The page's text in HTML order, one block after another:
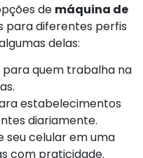
de máquina de
para diferentes perfis
delas:
para quem trabalha na
estabelecimentos
diariamente.
seu celular em uma
com praticidade.